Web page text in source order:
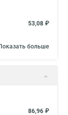
53,08 ₽
больше
86,96 ₽